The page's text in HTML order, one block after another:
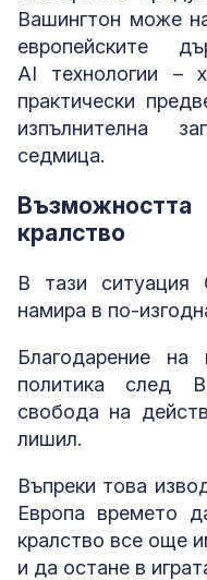
Вашингтон може
европейските
AI технологии –
практически
изпълнителна
седмица.
кралство
В тази ситуация
намира в по-
Благодарение на
политика след
свобода на
лишил.
Въпреки това
Европа времето
кралство все още
и да остане в